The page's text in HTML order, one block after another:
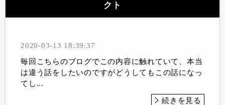
クト
2020-03-13 18:39:37
毎回こちらのブログでこの内容に触れていて、本当
は違う話をしたいのですがどうしてもこの話になっ
てし...
続きを見る